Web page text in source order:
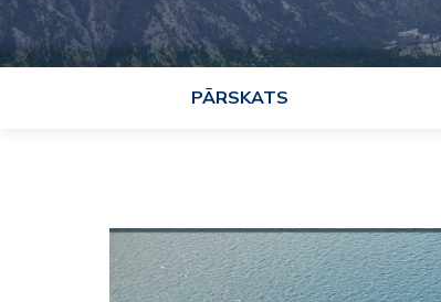
PĀRSKATS